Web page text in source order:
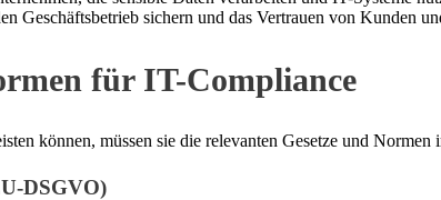
Geschäftsbetrieb sichern und das Vertrauen von Kunden
für IT-Compliance
können, müssen sie die relevanten Gesetze und
DSGVO)